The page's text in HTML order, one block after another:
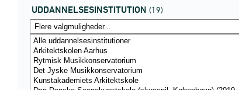
UDDANNELSESINSTITUTION (19)